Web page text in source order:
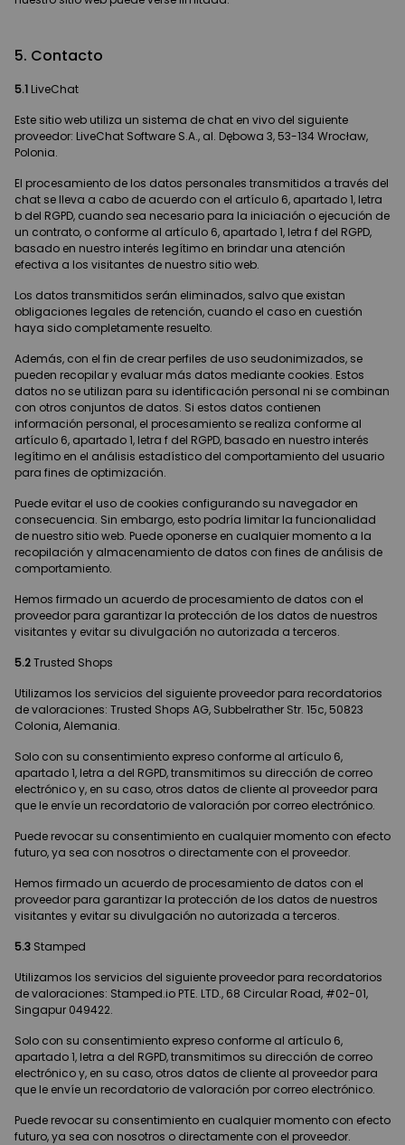
5. Contacto
5.1 LiveChat
Este sitio web utiliza un sistema de chat en vivo del siguiente
proveedor: LiveChat Software S.A., al. Dębowa 3, 53-134 Wrocław,
Polonia.
El procesamiento de los datos personales transmitidos a través del
chat se lleva a cabo de acuerdo con el artículo 6, apartado 1, letra
b del RGPD, cuando sea necesario para la iniciación o ejecución de
un contrato, o conforme al artículo 6, apartado 1, letra f del RGPD,
basado en nuestro interés legítimo en brindar una atención
efectiva a los visitantes de nuestro sitio web.
Los datos transmitidos serán eliminados, salvo que existan
obligaciones legales de retención, cuando el caso en cuestión
haya sido completamente resuelto.
Además, con el fin de crear perfiles de uso seudonimizados, se
pueden recopilar y evaluar más datos mediante cookies. Estos
datos no se utilizan para su identificación personal ni se combinan
con otros conjuntos de datos. Si estos datos contienen
información personal, el procesamiento se realiza conforme al
artículo 6, apartado 1, letra f del RGPD, basado en nuestro interés
legítimo en el análisis estadístico del comportamiento del usuario
para fines de optimización.
Puede evitar el uso de cookies configurando su navegador en
consecuencia. Sin embargo, esto podría limitar la funcionalidad
de nuestro sitio web. Puede oponerse en cualquier momento a la
recopilación y almacenamiento de datos con fines de análisis de
comportamiento.
Hemos firmado un acuerdo de procesamiento de datos con el
proveedor para garantizar la protección de los datos de nuestros
visitantes y evitar su divulgación no autorizada a terceros.
5.2Trusted Shops
Utilizamos los servicios del siguiente proveedor para recordatorios
de valoraciones: Trusted Shops AG, Subbelrather Str. 15c, 50823
Colonia, Alemania.
Solo con su consentimiento expreso conforme al artículo 6,
apartado 1, letra a del RGPD, transmitimos su dirección de correo
electrónico y, en su caso, otros datos de cliente al proveedor para
que le envíe un recordatorio de valoración por correo electrónico.
Puede revocar su consentimiento en cualquier momento con efecto
futuro, ya sea con nosotros o directamente con el proveedor.
Hemos firmado un acuerdo de procesamiento de datos con el
proveedor para garantizar la protección de los datos de nuestros
visitantes y evitar su divulgación no autorizada a terceros.
5.3 Stamped
Utilizamos los servicios del siguiente proveedor para recordatorios
de valoraciones: Stamped.io PTE. LTD., 68 Circular Road, #02-01,
Singapur 049422.
Solo con su consentimiento expreso conforme al artículo 6,
apartado 1, letra a del RGPD, transmitimos su dirección de correo
electrónico y, en su caso, otros datos de cliente al proveedor para
que le envíe un recordatorio de valoración por correo electrónico.
Puede revocar su consentimiento en cualquier momento con efecto
futuro, ya sea con nosotros o directamente con el proveedor.